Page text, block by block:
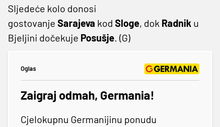
Sljedeće kolo donosi
gostovanje Sarajeva kod Sloge, dok Radnik u
Bjeljini dočekuje Posušje. (G)
Oglas
Zaigraj odmah, Germania!
Cjelokupnu Germanijinu ponudu